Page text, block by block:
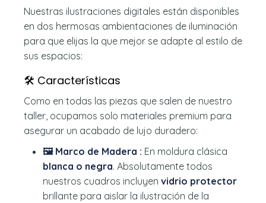
Nuestras ilustraciones digitales están disponibles
en dos hermosas ambientaciones de iluminación
para que elijas la que mejor se adapte al estilo de
sus espacios:
🛠️ Características
Como en todas las piezas que salen de nuestro
taller, ocupamos solo materiales premium para
asegurar un acabado de lujo duradero:
🖼️ Marco de Madera : En moldura clásica
blanca o negra. Absolutamente todos
nuestros cuadros incluyen vidrio protector
brillante para aislar la ilustración de la